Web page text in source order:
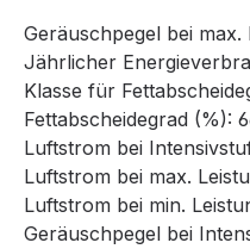
Geräuschpegel bei max.
Jährlicher
Klasse für
Fettabscheidegrad (%):
Luftstrom bei
Luftstrom bei max.
Luftstrom bei min.
Geräuschpegel bei